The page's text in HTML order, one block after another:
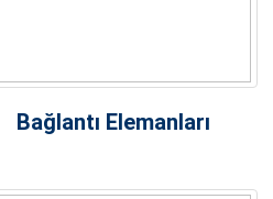
Bağlantı Elemanları